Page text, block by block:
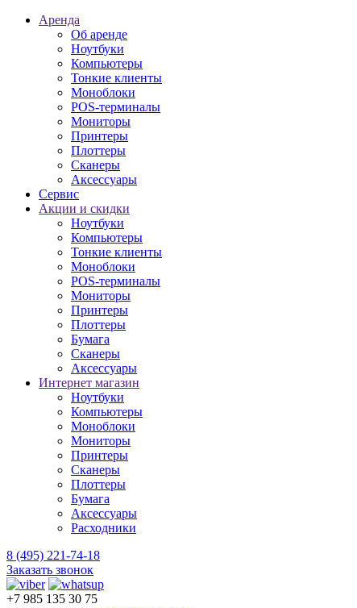
Аренда
Об аренде
Ноутбуки
Компьютеры
Тонкие клиенты
Моноблоки
POS-терминалы
Мониторы
Принтеры
Плоттеры
Сканеры
Аксессуары
Сервис
Акции и скидки
Ноутбуки
Компьютеры
Тонкие клиенты
Моноблоки
POS-терминалы
Мониторы
Принтеры
Плоттеры
Бумага
Сканеры
Аксессуары
Интернет магазин
Ноутбуки
Компьютеры
Моноблоки
Мониторы
Принтеры
Сканеры
Плоттеры
Бумага
Аксессуары
Расходники
8 (495) 221-74-18
Заказать звонок
+7 985 135 30 75